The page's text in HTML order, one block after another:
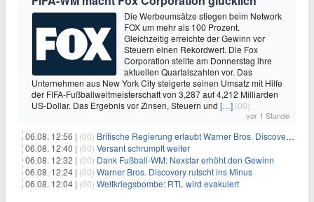
Die Werbeumsätze stiegen beim Network
FOX um mehr als 100 Prozent.
Gleichzeitig erreichte der Gewinn vor
Steuern einen Rekordwert. Die Fox
Corporation stellte am Donnerstag ihre
aktuellen Quartalszahlen vor. Das
Unternehmen aus New York City steigerte seinen Umsatz mit Hilfe
der FIFA-Fußballweltmeisterschaft von 3,287 auf 4,212 Milliarden
US-Dollar. Das Ergebnis vor Zinsen, Steuern und […] (00)
vor 1 Stunde
06.08. 12:56 | (00) Britische Regierung erlaubt Warner Bros. Discovery-Übernahme
06.08. 12:40 | (00) Versant schrumpft weiter
06.08. 12:32 | (00) Dank Fußball-WM: Nexstar erhöht den Gewinn
06.08. 12:24 | (00) Warner Bros. Discovery rutscht ins Minus
06.08. 12:04 | (00) Weltkriegsbombe: RTL wird evakuiert